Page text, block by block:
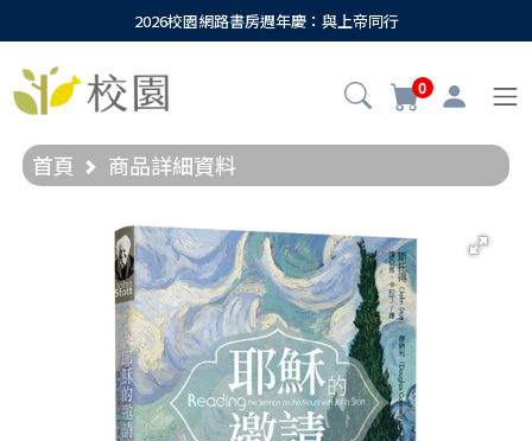
2026校園網路書房週年慶：與上帝同行
0
首頁 商品詳細資料